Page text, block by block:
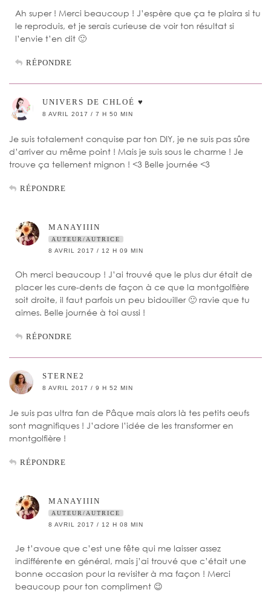
Ah super ! Merci beaucoup ! J’espère que ça te plaira si tu
le reproduis, et je serais curieuse de voir ton résultat si
l’envie t’en dit 🙂
RÉPONDRE
UNIVERS DE CHLOÉ ♥
8 AVRIL 2017 / 7 H 50 MIN
Je suis totalement conquise par ton DIY, je ne suis pas sûre
d’arriver au même point ! Mais je suis sous le charme ! Je
trouve ça tellement mignon ! <3 Belle journée <3
RÉPONDRE
MANAYIIIN
AUTEUR/AUTRICE
8 AVRIL 2017 / 12 H 09 MIN
Oh merci beaucoup ! J’ai trouvé que le plus dur était de
placer les cure-dents de façon à ce que la montgolfière
soit droite, il faut parfois un peu bidouiller 🙂 ravie que tu
aimes. Belle journée à toi aussi !
RÉPONDRE
STERNE2
8 AVRIL 2017 / 9 H 52 MIN
Je suis pas ultra fan de Pâque mais alors là tes petits oeufs
sont magnifiques ! J’adore l’idée de les transformer en
montgolfière !
RÉPONDRE
MANAYIIIN
AUTEUR/AUTRICE
8 AVRIL 2017 / 12 H 08 MIN
Je t’avoue que c’est une fête qui me laisser assez
indifférente en général, mais j’ai trouvé que c’était une
bonne occasion pour la revisiter à ma façon ! Merci
beaucoup pour ton compliment 😉